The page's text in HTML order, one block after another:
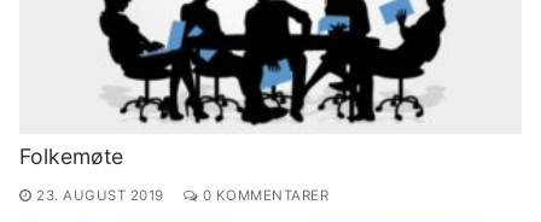
Folkemøte
23. AUGUST 2019 0 KOMMENTARER